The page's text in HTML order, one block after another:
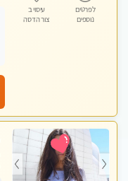
לפרטים
נוספים
עיסוי ב
צור הדסה